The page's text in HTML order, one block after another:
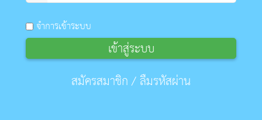
จำการเข้าระบบ
เข้าสู่ระบบ
สมัครสมาชิก/ลืมรหัสผ่าน